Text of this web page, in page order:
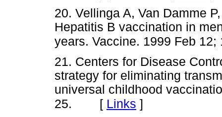
20. Vellinga A, Van Damme
Hepatitis B vaccination in
years. Vaccine. 1999 Feb 12;
21. Centers for Disease
strategy for eliminating
universal childhood
25. [ Links ]